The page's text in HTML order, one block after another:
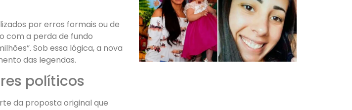
por erros formais ou de
com a perda de fundo
Sob essa lógica, a nova
das legendas.
políticos
da proposta original que